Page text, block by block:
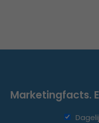
Marketingfacts.